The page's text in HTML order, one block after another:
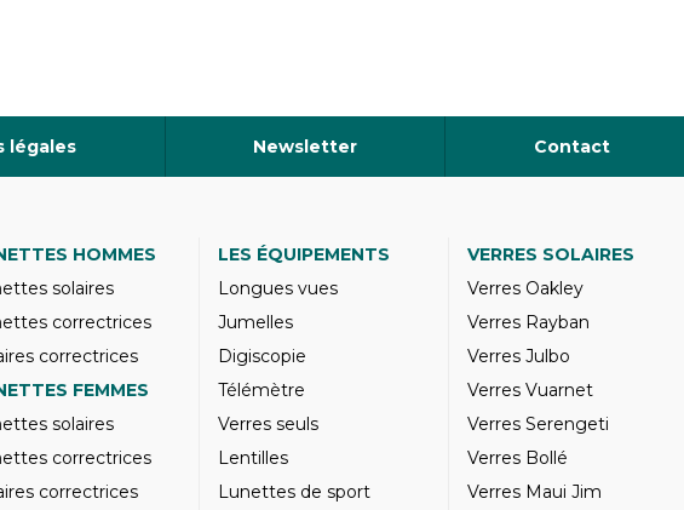
légales Newsletter Contact
HOMMES
solaires
correctrices
correctrices
FEMMES
solaires
correctrices
correctrices
LES ÉQUIPEMENTS
Longues vues
Jumelles
Digiscopie
Télémètre
Verres seuls
Lentilles
Lunettes de sport
VERRES SOLAIRES
Verres Oakley
Verres Rayban
Verres Julbo
Verres Vuarnet
Verres Serengeti
Verres Bollé
Verres Maui Jim